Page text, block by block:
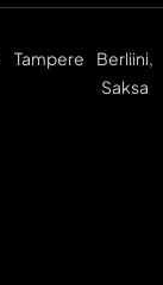
Tampere
Berliini,
Saksa